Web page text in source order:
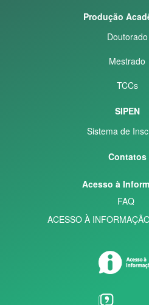
Produção
Doutorado
Mestrado
TCCs
SIPEN
Sistema de
Contatos
Acesso à
FAQ
ACESSO À